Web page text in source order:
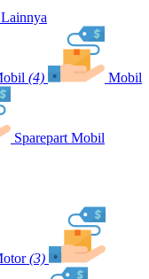
(4) Mobil
Sparepart Mobil
(3)